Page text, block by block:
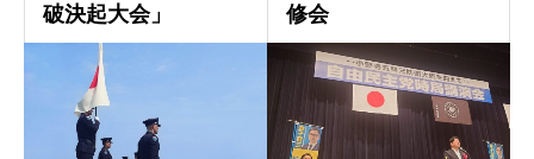
破決起大会」
修会